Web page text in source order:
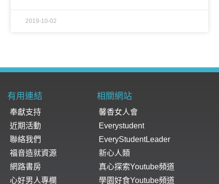
2019-10-02
有用連結 相關網站
奉獻支持
近期活動
聯絡我們
福音造就資源
網路書房
心好男人專欄
馨香女人會
Everystudent
EveryStudentLeader
新心人類
真心探索Youtube頻道
學園好食Youtube頻道